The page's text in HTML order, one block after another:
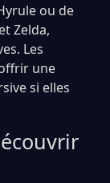
ou de
Zelda,
Les
une
si elles